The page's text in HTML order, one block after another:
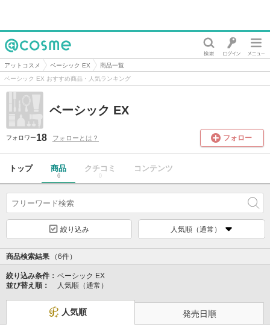
@cosme
アットコスメ ベーシック EX
商品一覧
ベーシック EX おすすめ商品・人気ランキング
ベーシック EX
フォロワー18 フォローとは？ フォロー
トップ 商品
6
クチコミ
0
コンテンツ
絞り込み 人気順（通常）
商品検索結果 （6件）
絞り込み条件： ベーシック EX
並び替え順：
人気順（通常）
人気順 発売日順